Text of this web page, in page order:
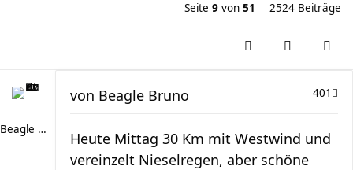
Seite 9 von 51 2524 Beiträge
Beagle Bruno
401
von Beagle Bruno
Heute Mittag 30 Km mit Westwind und
vereinzelt Nieselregen, aber schöne